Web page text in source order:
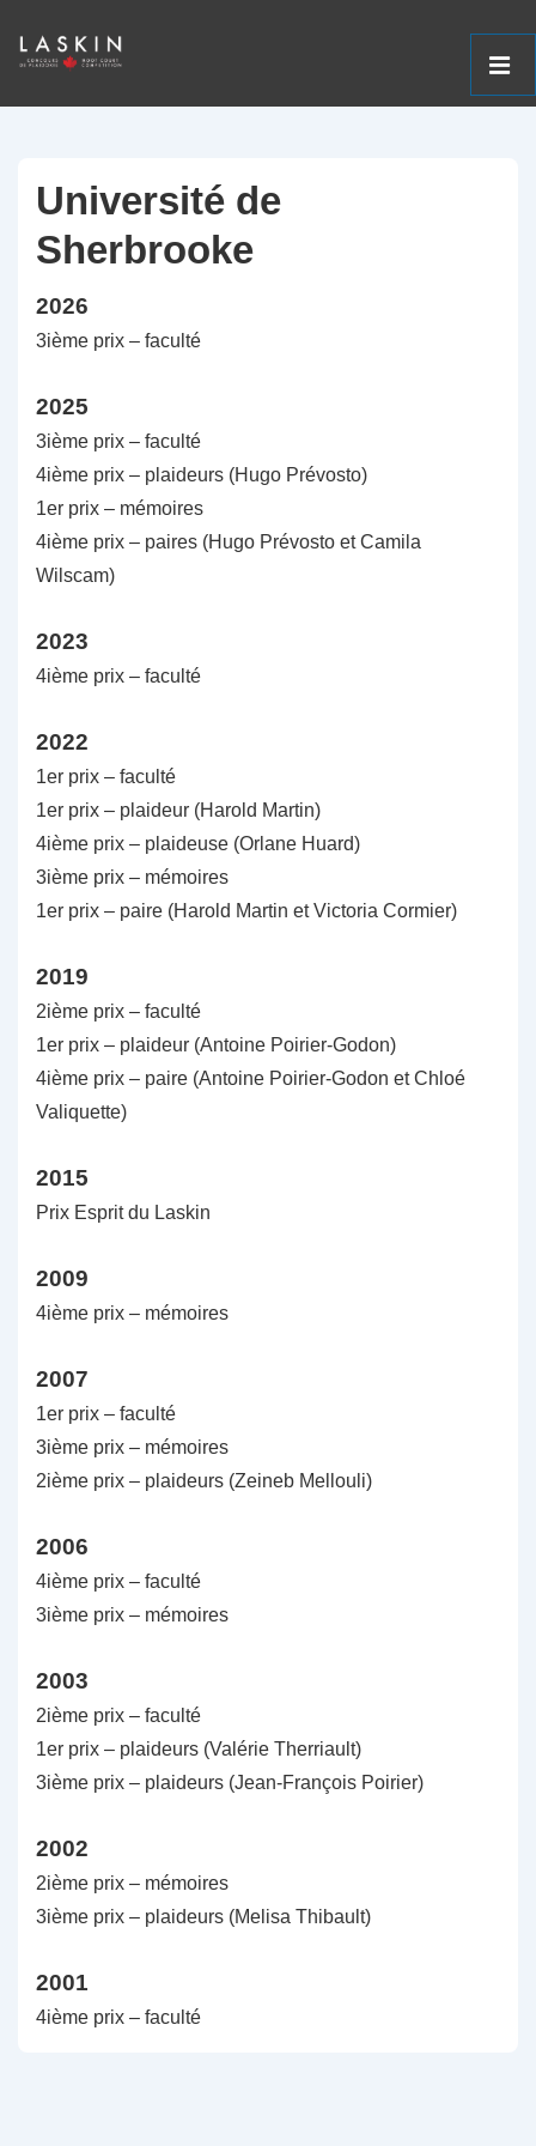
principal
Université de
Sherbrooke
2026
3ième prix – faculté
2025
3ième prix – faculté
4ième prix – plaideurs (Hugo Prévosto)
1er prix – mémoires
4ième prix – paires (Hugo Prévosto et Camila
Wilscam)
2023
4ième prix – faculté
2022
1er prix – faculté
1er prix – plaideur (Harold Martin)
4ième prix – plaideuse (Orlane Huard)
3ième prix – mémoires
1er prix – paire (Harold Martin et Victoria Cormier)
2019
2ième prix – faculté
1er prix – plaideur (Antoine Poirier-Godon)
4ième prix – paire (Antoine Poirier-Godon et Chloé
Valiquette)
2015
Prix Esprit du Laskin
2009
4ième prix – mémoires
2007
1er prix – faculté
3ième prix – mémoires
2ième prix – plaideurs (Zeineb Mellouli)
2006
4ième prix – faculté
3ième prix – mémoires
2003
2ième prix – faculté
1er prix – plaideurs (Valérie Therriault)
3ième prix – plaideurs (Jean-François Poirier)
2002
2ième prix – mémoires
3ième prix – plaideurs (Melisa Thibault)
2001
4ième prix – faculté